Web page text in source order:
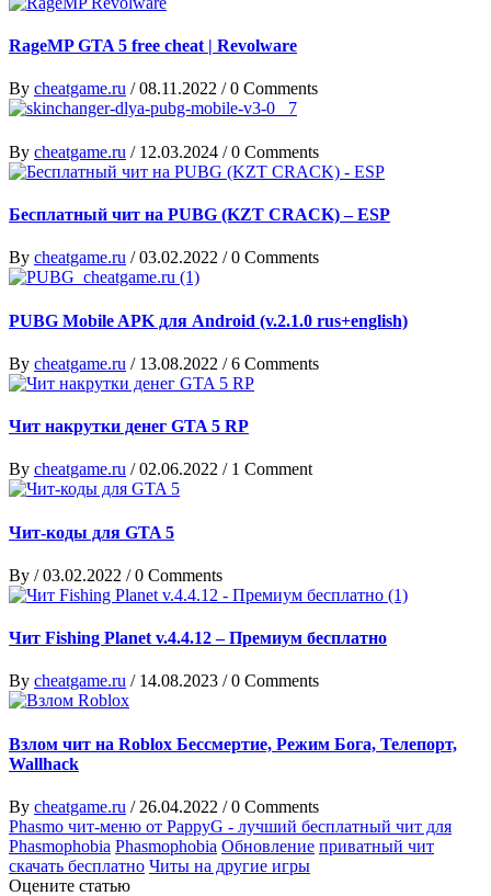
RageMP GTA 5 free cheat | Revolware
By cheatgame.ru /08.11.2022 /0 Comments
By cheatgame.ru / 12.03.2024 /0 Comments
Бесплатный чит на PUBG (KZT CRACK) – ESP
By cheatgame.ru /03.02.2022 /0 Comments
PUBG Mobile APK для Android (v.2.1.0 rus+english)
By cheatgame.ru / 13.08.2022 /6 Comments
Чит накрутки денег GTA 5 RP
By cheatgame.ru /02.06.2022 / 1 Comment
Чит-коды для GTA 5
By /03.02.2022 /0 Comments
Чит Fishing Planet v.4.4.12 – Премиум бесплатно
By cheatgame.ru / 14.08.2023 /0 Comments
Взлом чит на Roblox Бессмертие, Режим Бога, Телепорт,
Wallhack
By cheatgame.ru / 26.04.2022 /0 Comments
Phasmo чит-меню от PappyG - лучший бесплатный чит для
Phasmophobia Phasmophobia Обновление приватный чит
скачать бесплатно Читы на другие игры
Оцените статью